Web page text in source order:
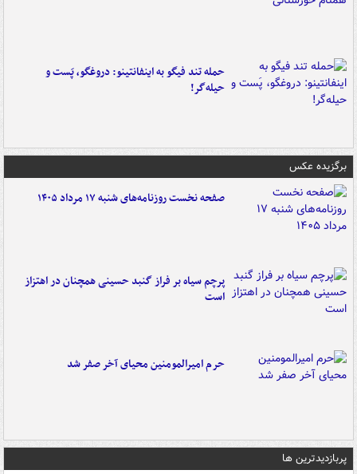
حمله تند فیگو به اینفانتینو: دروغگو، پَست‌ و
حیله‌گر!
برگزیده عکس
صفحه نخست روزنامه‌های شنبه ۱۷ مرداد ۱۴۰۵
پرچم سیاه بر فراز گنبد حسینی همچنان در اهتزاز
است
حرم امیرالمومنین محیای آخر صفر شد
پربازدیدترین ها